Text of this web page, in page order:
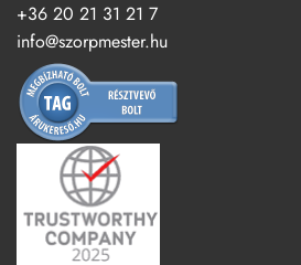
+36 20 21 31 21 7
info@szorpmester.hu